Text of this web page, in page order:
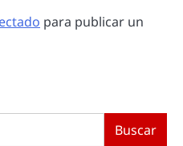
para publicar un
Buscar